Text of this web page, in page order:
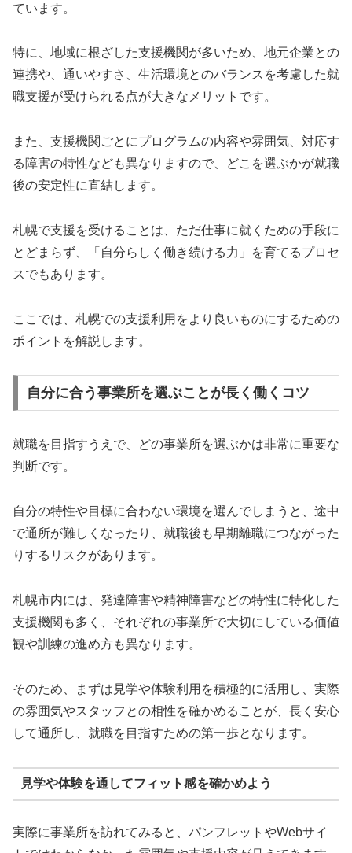
ています。
特に、地域に根ざした支援機関が多いため、地元企業との
連携や、通いやすさ、生活環境とのバランスを考慮した就
職支援が受けられる点が大きなメリットです。
また、支援機関ごとにプログラムの内容や雰囲気、対応す
る障害の特性なども異なりますので、どこを選ぶかが就職
後の安定性に直結します。
札幌で支援を受けることは、ただ仕事に就くための手段に
とどまらず、「自分らしく働き続ける力」を育てるプロセ
スでもあります。
ここでは、札幌での支援利用をより良いものにするための
ポイントを解説します。
自分に合う事業所を選ぶことが長く働くコツ
就職を目指すうえで、どの事業所を選ぶかは非常に重要な
判断です。
自分の特性や目標に合わない環境を選んでしまうと、途中
で通所が難しくなったり、就職後も早期離職につながった
りするリスクがあります。
札幌市内には、発達障害や精神障害などの特性に特化した
支援機関も多く、それぞれの事業所で大切にしている価値
観や訓練の進め方も異なります。
そのため、まずは見学や体験利用を積極的に活用し、実際
の雰囲気やスタッフとの相性を確かめることが、長く安心
して通所し、就職を目指すための第一歩となります。
見学や体験を通してフィット感を確かめよう
実際に事業所を訪れてみると、パンフレットやWebサイ